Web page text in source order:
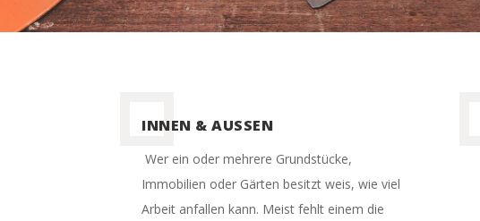
INNEN & AUSSEN
Wer ein oder mehrere Grundstücke,
Immobilien oder Gärten besitzt weis, wie viel
Arbeit anfallen kann. Meist fehlt einem die